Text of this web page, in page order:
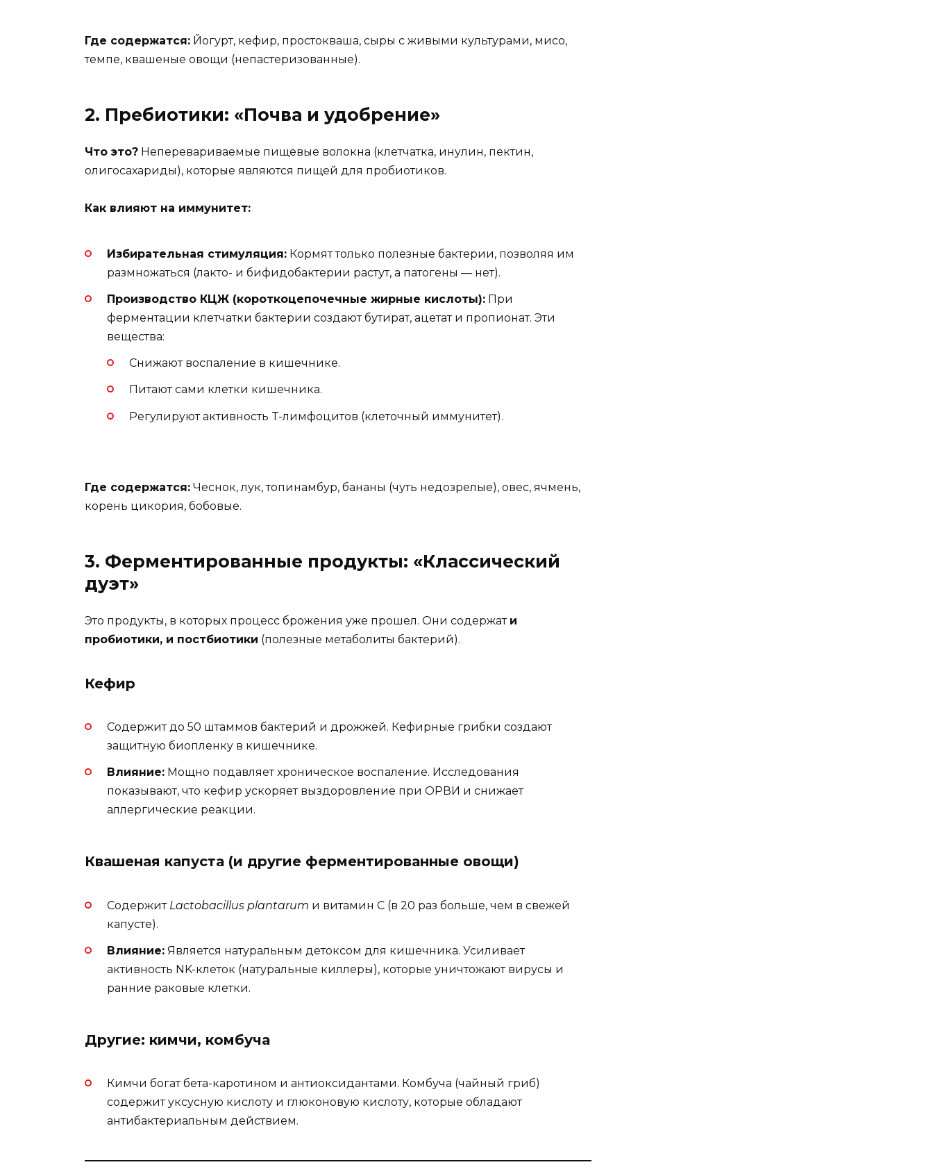
Где содержатся: Йогурт, кефир, простокваша, сыры с живыми культурами, мисо,
темпе, квашеные овощи (непастеризованные).
2. Пребиотики: «Почва и удобрение»
Что это? Неперевариваемые пищевые волокна (клетчатка, инулин, пектин,
олигосахариды), которые являются пищей для пробиотиков.
Как влияют на иммунитет:
Избирательная стимуляция: Кормят только полезные бактерии, позволяя им
размножаться (лакто- и бифидобактерии растут, а патогены — нет).
Производство КЦЖ (короткоцепочечные жирные кислоты): При
ферментации клетчатки бактерии создают бутират, ацетат и пропионат. Эти
вещества:
Снижают воспаление в кишечнике.
Питают сами клетки кишечника.
Регулируют активность T-лимфоцитов (клеточный иммунитет).
Где содержатся: Чеснок, лук, топинамбур, бананы (чуть недозрелые), овес, ячмень,
корень цикория, бобовые.
3. Ферментированные продукты: «Классический
дуэт»
Это продукты, в которых процесс брожения уже прошел. Они содержат и
пробиотики, и постбиотики (полезные метаболиты бактерий).
Кефир
Содержит до 50 штаммов бактерий и дрожжей. Кефирные грибки создают
защитную биопленку в кишечнике.
Влияние: Мощно подавляет хроническое воспаление. Исследования
показывают, что кефир ускоряет выздоровление при ОРВИ и снижает
аллергические реакции.
Квашеная капуста (и другие ферментированные овощи)
Содержит Lactobacillus plantarum и витамин C (в 20 раз больше, чем в свежей
капусте).
Влияние: Является натуральным детоксом для кишечника. Усиливает
активность NK-клеток (натуральные киллеры), которые уничтожают вирусы и
ранние раковые клетки.
Другие: кимчи, комбуча
Кимчи богат бета-каротином и антиоксидантами. Комбуча (чайный гриб)
содержит уксусную кислоту и глюконовую кислоту, которые обладают
антибактериальным действием.